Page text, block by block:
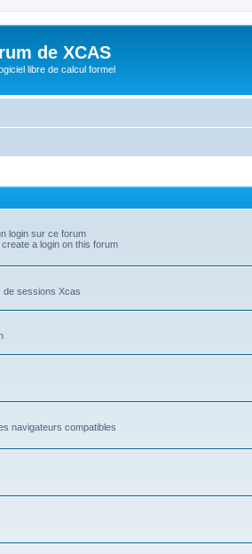
de XCAS
libre de calcul formel
login sur ce forum
a login on this forum
de sessions Xcas
navigateurs compatibles